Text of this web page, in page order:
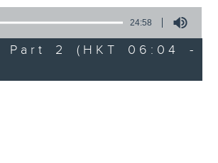
24:58
Part 2 (HKT 06:04 -